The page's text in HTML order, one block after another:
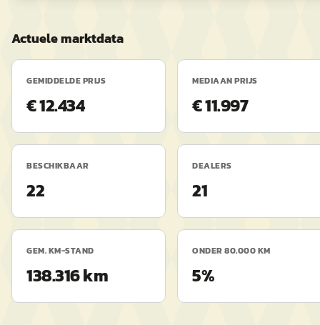
Actuele marktdata
GEMIDDELDE PRIJS
€ 12.434
MEDIAAN PRIJS
€ 11.997
BESCHIKBAAR
22
DEALERS
21
GEM. KM-STAND
138.316 km
ONDER 80.000 KM
5%